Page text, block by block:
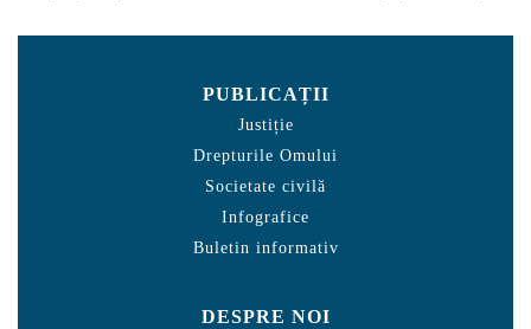
PUBLICAȚII
Justiție
Drepturile Omului
Societate civilă
Infografice
Buletin informativ
DESPRE NOI